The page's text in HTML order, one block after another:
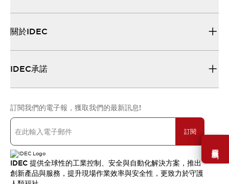
需要幫助嗎？
關於IDEC
IDEC承諾
訂閱我們的電子報，獲取我們的最新訊息!
訂閱
IDEC 提供全球性的工業控制、安全與自動化解決方案，推出
創新產品與服務，提升現場作業效率與安全性，更致力於守護